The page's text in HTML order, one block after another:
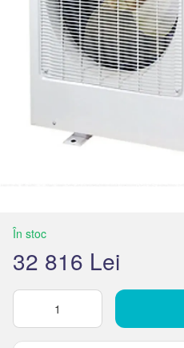
În stoc
32 816 Lei